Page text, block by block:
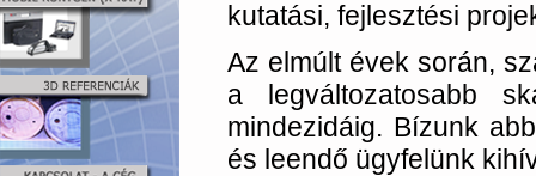
kutatási, fejlesztési
Az elmúlt évek során,
a legváltozatosabb
mindezidáig. Bízunk
és leendő ügyfelünk